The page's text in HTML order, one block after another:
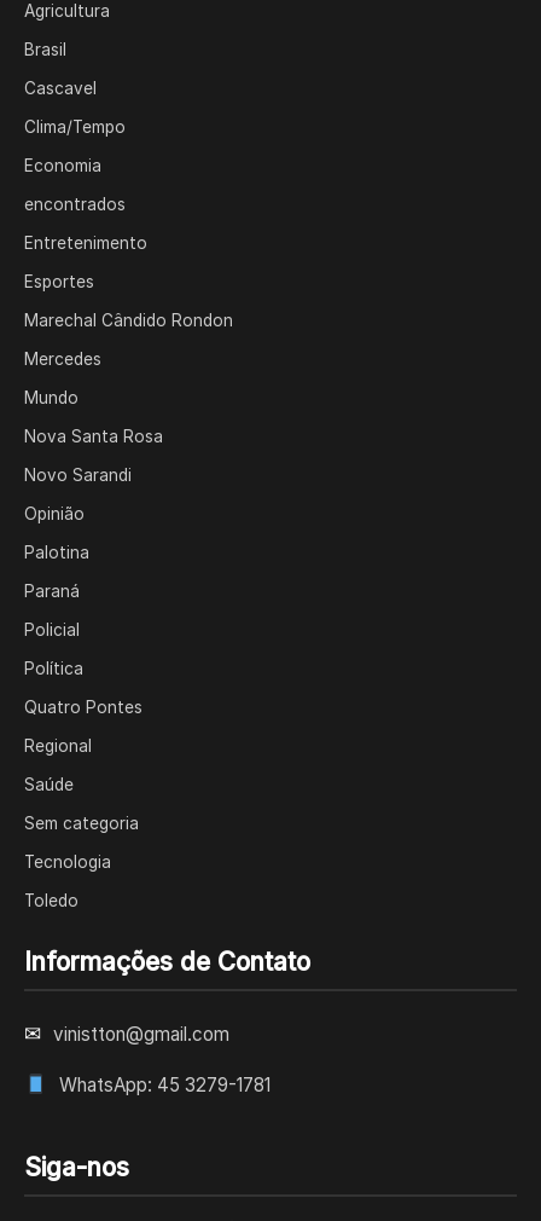
Agricultura
Brasil
Cascavel
Clima/Tempo
Economia
encontrados
Entretenimento
Esportes
Marechal Cândido Rondon
Mercedes
Mundo
Nova Santa Rosa
Novo Sarandi
Opinião
Palotina
Paraná
Policial
Política
Quatro Pontes
Regional
Saúde
Sem categoria
Tecnologia
Toledo
Informações de Contato
✉ vinistton@gmail.com
WhatsApp: 45 3279-1781
Siga-nos